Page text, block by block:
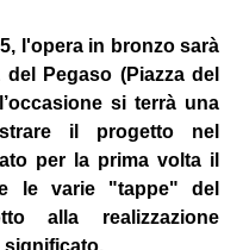
l'opera in bronzo sarà
Pegaso (Piazza del
si terrà una
il progetto nel
per la prima volta il
le varie "tappe" del
alla realizzazione
significato.